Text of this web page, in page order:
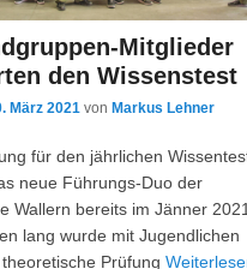
Mitglieder
den Wissenstest
März 2021 von Markus Lehner
für den jährlichen
neue Führungs-Duo der
Wallern bereits im Jänner 2021.
lang wurde mit Jugendlichen
Prüfung